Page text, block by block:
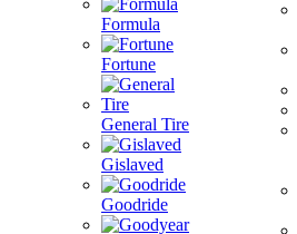
Formula
Fortune
General Tire
Gislaved
Goodride